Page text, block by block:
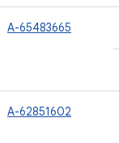
A-65483665
A-62851602